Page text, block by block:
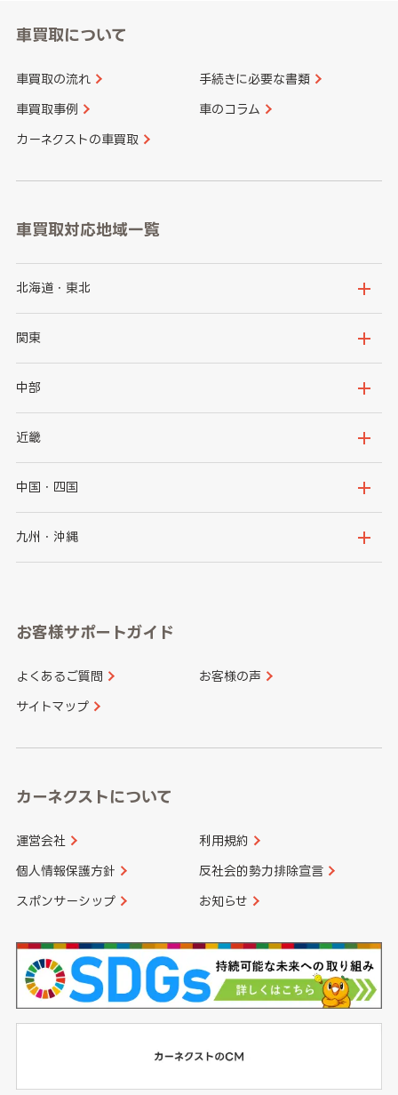
車買取について
車買取の流れ 手続きに必要な書類
車買取事例 車のコラム
カーネクストの車買取
車買取対応地域一覧
北海道・東北
北海道
岩手県
秋田県
関東
茨城県
群馬県
千葉県
神奈川県
中部
新潟県
石川県
山梨県
愛知県
近畿
大阪府
京都府
和歌山県
中国・四国
鳥取県
山口県
香川県 愛媛県
九州・沖縄
長崎県
大分県 宮崎県
お客様サポートガイド
よくあるご質問 お客様の声
サイトマップ
カーネクストについて
運営会社 利用規約
個人情報保護方針 反社会的勢力排除宣言
スポンサーシップ お知らせ